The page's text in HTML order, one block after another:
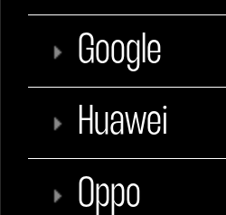
Google
Huawei
Oppo